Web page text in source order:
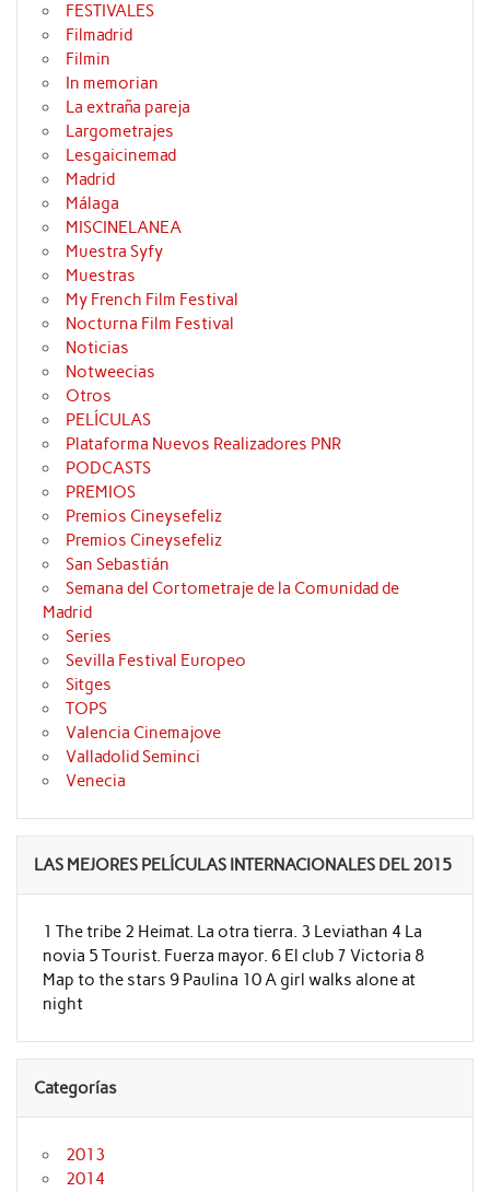
FESTIVALES
Filmadrid
Filmin
In memorian
La extraña pareja
Largometrajes
Lesgaicinemad
Madrid
Málaga
MISCINELANEA
Muestra Syfy
Muestras
My French Film Festival
Nocturna Film Festival
Noticias
Notweecias
Otros
PELÍCULAS
Plataforma Nuevos Realizadores PNR
PODCASTS
PREMIOS
Premios Cineysefeliz
Premios Cineysefeliz
San Sebastián
Semana del Cortometraje de la Comunidad de
Madrid
Series
Sevilla Festival Europeo
Sitges
TOPS
Valencia Cinemajove
Valladolid Seminci
Venecia
LAS MEJORES PELÍCULAS INTERNACIONALES DEL 2015
1 The tribe 2 Heimat. La otra tierra. 3 Leviathan 4 La
novia 5 Tourist. Fuerza mayor. 6 El club 7 Victoria 8
Map to the stars 9 Paulina 10 A girl walks alone at
night
Categorías
2013
2014